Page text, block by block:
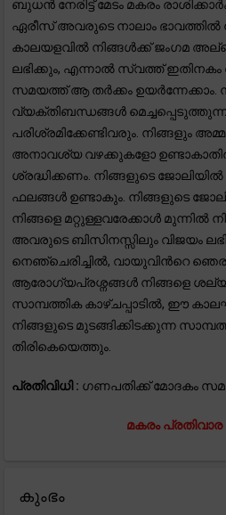
ബുധൻ നേരിട്ട് മേടം മകരം
ഏരീസ് അവരുടെ നാലാം
കാലയളവിൽ നിങ്ങൾക്ക് ജംഗമ
ലഭിക്കും, എന്നാൽ സ്വത്ത്
സമയത്ത് ആ തർക്കം ഉയർന്നേക്കാം.
വ്യക്തിബന്ധങ്ങൾ
പരിശ്രമിക്കേണ്ടിവരും. നിങ്ങളും
അനാവശ്യ വഴക്കുകളോ
ശ്രദ്ധിക്കണം. നിങ്ങളുടെ
ഫലങ്ങൾ ഉണ്ടാകും. നിങ്ങളുടെ
നിങ്ങളെ മറ്റുള്ളവരേക്കാൾ മുന്നിൽ
അവരുടെ ബിസിനസ്സിലും വിജയം
നെഞ്ചെരിച്ചിൽ, വായുവിൻറെ
ആരോഗ്യപ്രശ്നങ്ങൾ നിങ്ങളെ
സാമ്പത്തിക കാഴ്ചപ്പാടിൽ, ഈ
നിങ്ങളുടെ മുടങ്ങിക്കിടക്കുന്ന
തിരികെയെത്തും.
പ്രതിവിധി : ഗണപതിക്ക് മോദകം
മകരം
കുംഭം